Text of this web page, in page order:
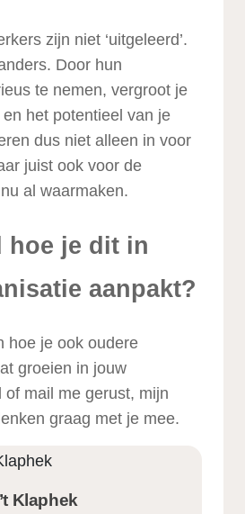
zijn niet ‘uitgeleerd’.
Door hun
te nemen, vergroot je
het potentieel van je
dus niet alleen in voor
juist ook voor de
al waarmaken.
hoe je dit in
aanpakt?
hoe je ook oudere
groeien in jouw
of mail me gerust, mijn
graag met je mee.
Klaphek